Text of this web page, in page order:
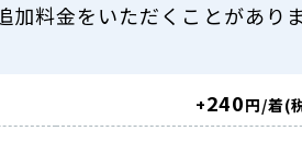
加料金をいただくことがあり
+240円/着(